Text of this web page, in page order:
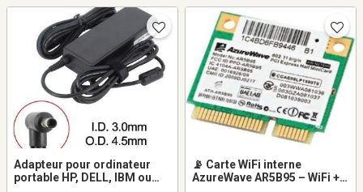
Adapteur pour ordinateur
portable HP, DELL, IBM ou
📡 Carte WiFi interne
AzureWave AR5B95 – WiFi +